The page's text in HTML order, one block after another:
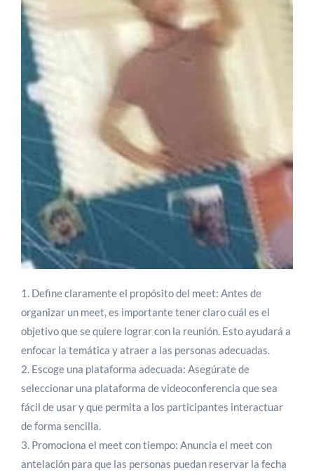
1. Define claramente el propósito del meet: Antes de
organizar un meet, es importante tener claro cuál es el
objetivo que se quiere lograr con la reunión. Esto ayudará a
enfocar la temática y atraer a las personas adecuadas.
2. Escoge una plataforma adecuada: Asegúrate de
seleccionar una plataforma de videoconferencia que sea
fácil de usar y que permita a los participantes interactuar
de forma sencilla.
3. Promociona el meet con tiempo: Anuncia el meet con
antelación para que las personas puedan reservar la fecha